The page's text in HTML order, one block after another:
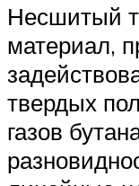
Несшитый
материал,
твердых
газов